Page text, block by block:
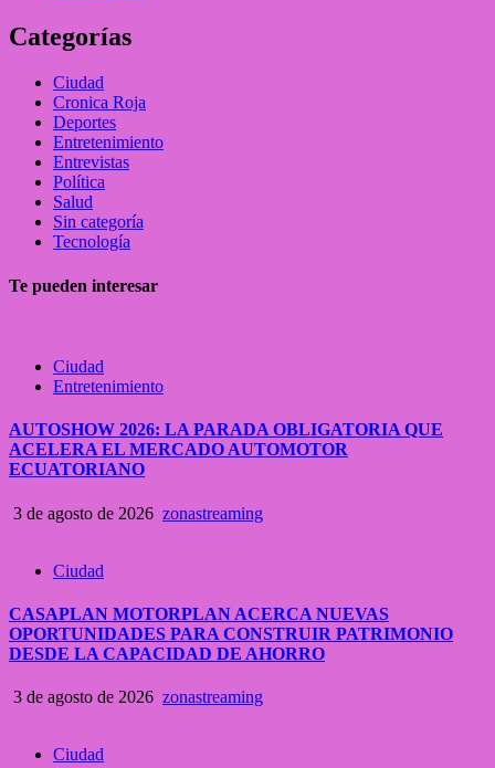
Categorías
Ciudad
Cronica Roja
Deportes
Entretenimiento
Entrevistas
Política
Salud
Sin categoría
Tecnología
Te pueden interesar
Ciudad
Entretenimiento
AUTOSHOW 2026: LA PARADA OBLIGATORIA QUE
ACELERA EL MERCADO AUTOMOTOR
ECUATORIANO
3 de agosto de 2026 zonastreaming
Ciudad
CASAPLAN MOTORPLAN ACERCA NUEVAS
OPORTUNIDADES PARA CONSTRUIR PATRIMONIO
DESDE LA CAPACIDAD DE AHORRO
3 de agosto de 2026 zonastreaming
Ciudad